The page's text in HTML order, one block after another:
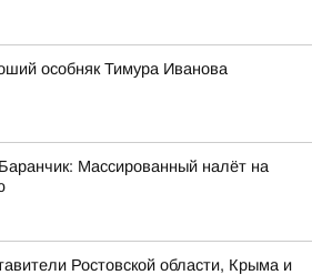
особняк Тимура Иванова
Массированный налёт на
Ростовской области, Крыма и